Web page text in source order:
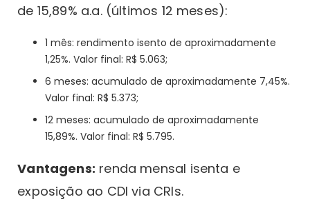
de 15,89% a.a. (últimos 12 meses):
1 mês: rendimento isento de aproximadamente
1,25%. Valor final: R$ 5.063;
6 meses: acumulado de aproximadamente 7,45%.
Valor final: R$ 5.373;
12 meses: acumulado de aproximadamente
15,89%. Valor final: R$ 5.795.
Vantagens: renda mensal isenta e
exposição ao CDI via CRIs.